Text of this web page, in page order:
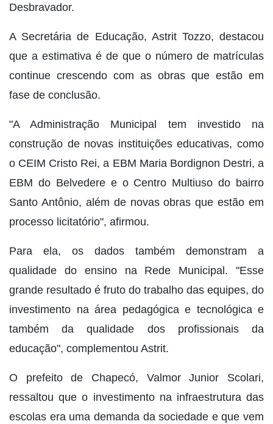
Desbravador.
A Secretária de Educação, Astrit Tozzo, destacou
que a estimativa é de que o número de matrículas
continue crescendo com as obras que estão em
fase de conclusão.
"A Administração Municipal tem investido na
construção de novas instituições educativas, como
o CEIM Cristo Rei, a EBM Maria Bordignon Destri, a
EBM do Belvedere e o Centro Multiuso do bairro
Santo Antônio, além de novas obras que estão em
processo licitatório", afirmou.
Para ela, os dados também demonstram a
qualidade do ensino na Rede Municipal. "Esse
grande resultado é fruto do trabalho das equipes, do
investimento na área pedagógica e tecnológica e
também da qualidade dos profissionais da
educação", complementou Astrit.
O prefeito de Chapecó, Valmor Junior Scolari,
ressaltou que o investimento na infraestrutura das
escolas era uma demanda da sociedade e que vem